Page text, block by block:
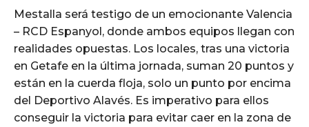
Mestalla será testigo de un emocionante Valencia
– RCD Espanyol, donde ambos equipos llegan con
realidades opuestas. Los locales, tras una victoria
en Getafe en la última jornada, suman 20 puntos y
están en la cuerda floja, solo un punto por encima
del Deportivo Alavés. Es imperativo para ellos
conseguir la victoria para evitar caer en la zona de